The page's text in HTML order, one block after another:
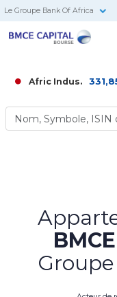
Le Groupe Bank Of Africa
Indus. 331,85 -0,02